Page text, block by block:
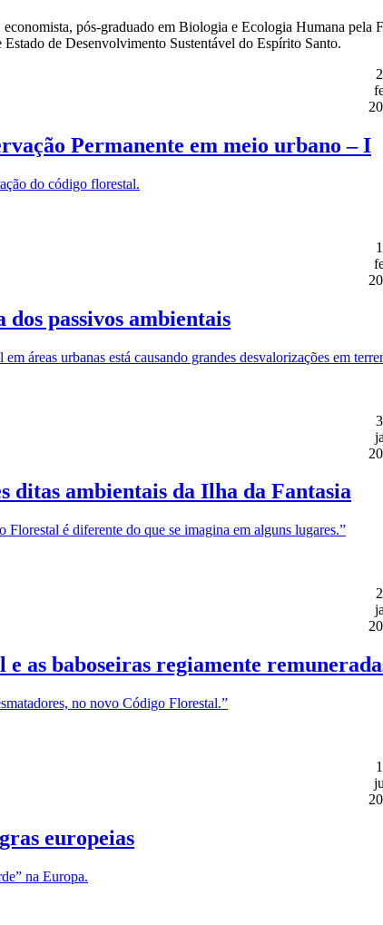
pós-graduado em Biologia e Ecologia Humana
Estado de Desenvolvimento Sustentável do Espírito Santo.
Permanente em meio urbano – I
do código florestal.
passivos ambientais
áreas urbanas está causando grandes desvalorizações em
ditas ambientais da Ilha da Fantasia
é diferente do que se imagina em alguns lugares.”
as baboseiras regiamente
no novo Código Florestal.”
europeias
na Europa.